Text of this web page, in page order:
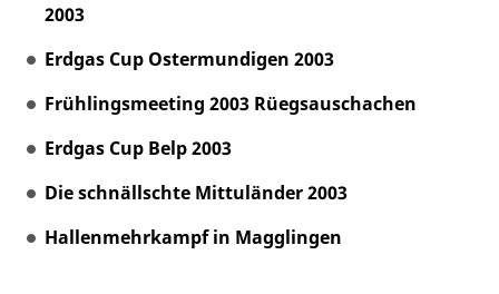
2003
Erdgas Cup Ostermundigen 2003
Frühlingsmeeting 2003 Rüegsauschachen
Erdgas Cup Belp 2003
Die schnällschte Mittuländer 2003
Hallenmehrkampf in Magglingen